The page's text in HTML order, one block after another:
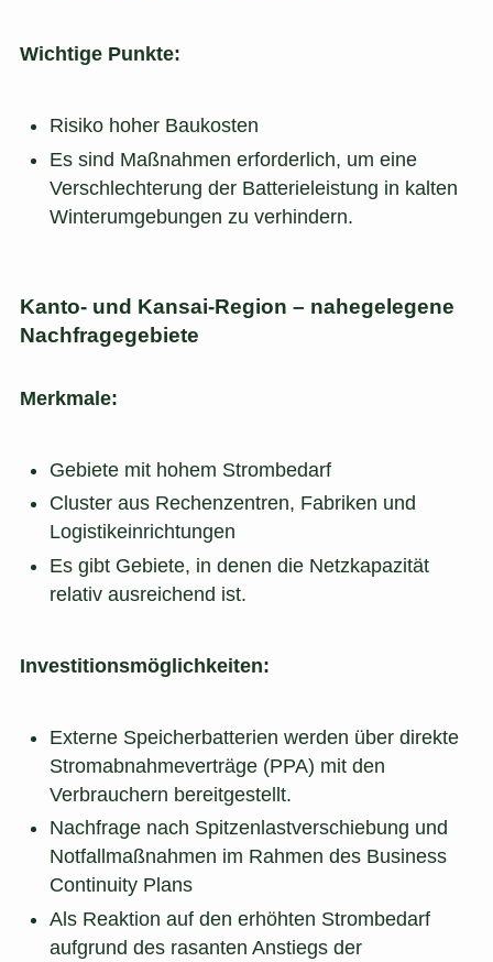
Wichtige Punkte:
Risiko hoher Baukosten
Es sind Maßnahmen erforderlich, um eine
Verschlechterung der Batterieleistung in kalten
Winterumgebungen zu verhindern.
Kanto- und Kansai-Region – nahegelegene
Nachfragegebiete
Merkmale:
Gebiete mit hohem Strombedarf
Cluster aus Rechenzentren, Fabriken und
Logistikeinrichtungen
Es gibt Gebiete, in denen die Netzkapazität
relativ ausreichend ist.
Investitionsmöglichkeiten:
Externe Speicherbatterien werden über direkte
Stromabnahmeverträge (PPA) mit den
Verbrauchern bereitgestellt.
Nachfrage nach Spitzenlastverschiebung und
Notfallmaßnahmen im Rahmen des Business
Continuity Plans
Als Reaktion auf den erhöhten Strombedarf
aufgrund des rasanten Anstiegs der